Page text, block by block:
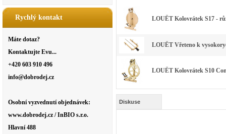
Rychlý kontakt
Máte dotaz?
Kontaktujte Evu...
+420 603 910 496
info@dobrodej.cz
Osobní vyzvednutí objednávek:
www.dobrodej.cz / InBIO s.r.o.
Hlavní 488
LOUËT Kolovrátek S17 -
LOUËT Vřeteno k
LOUËT Kolovrátek S10
Diskuse